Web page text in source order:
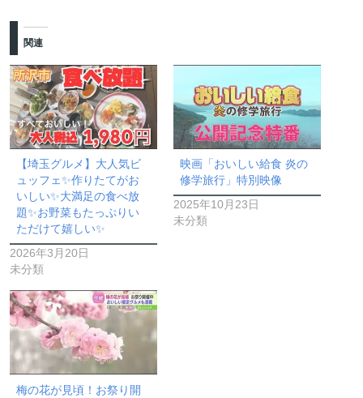
関連
【埼玉グルメ】大人気ビ
ュッフェ✨作りたてがお
いしい✨大満足の食べ放
題✨お野菜もたっぷりい
ただけて嬉しい✨
2026年3月20日
未分類
映画「おいしい給食 炎の
修学旅行」特別映像
2025年10月23日
未分類
梅の花が見頃！お祭り開